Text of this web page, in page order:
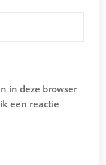
in deze browser
een reactie